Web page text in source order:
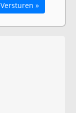
Versturen »